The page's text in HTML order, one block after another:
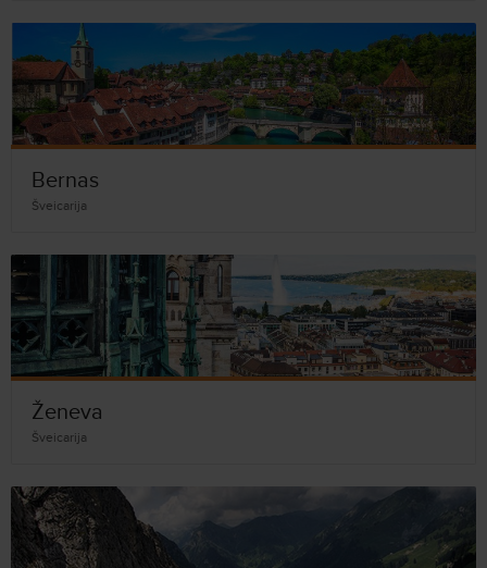
Bernas
Šveicarija
Ženeva
Šveicarija